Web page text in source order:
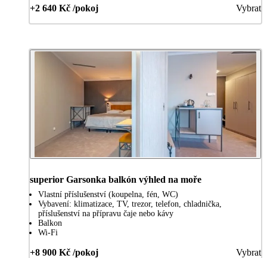
+2 640 Kč /pokoj Vybrat
superior Garsonka balkón výhled na moře
Vlastní příslušenství (koupelna, fén, WC)
Vybavení: klimatizace, TV, trezor, telefon, chladnička,
příslušenství na přípravu čaje nebo kávy
Balkon
Wi-Fi
+8 900 Kč /pokoj Vybrat